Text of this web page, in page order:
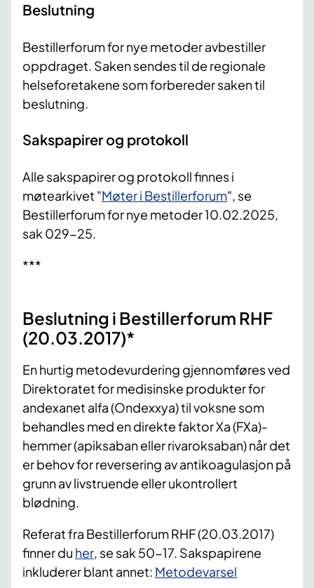
Beslutning
Bestillerforum for nye metoder avbestiller
oppdraget. Saken sendes til de regionale
helseforetakene som forbereder saken til
beslutning.
Sakspapirer og protokoll
Alle sakspapirer og protokoll finnes i
møtearkivet "Møter i Bestillerforum", se
Bestillerforum for nye metoder 10.02.2025,
sak 029-25.
***
Beslutning i Bestillerforum RHF
(20.03.2017)*
En hurtig metodevurdering gjennomføres ved
Direktoratet for medisinske produkter for
andexanet alfa (Ondexxya) til voksne som
behandles med en direkte faktor Xa (FXa)-
hemmer (apiksaban eller rivaroksaban) når det
er behov for reversering av antikoagulasjon på
grunn av livstruende eller ukontrollert
blødning.
Referat fra Bestillerforum RHF (20.03.2017)
finner du her, se sak 50-17. Sakspapirene
inkluderer blant annet: Metodevarsel